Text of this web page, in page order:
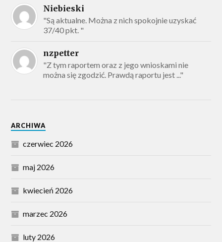
Niebieski
"Są aktualne. Można z nich spokojnie uzyskać
37/40 pkt. "
nzpetter
"Z tym raportem oraz z jego wnioskami nie
można się zgodzić. Prawdą raportu jest ..."
ARCHIWA
czerwiec 2026
maj 2026
kwiecień 2026
marzec 2026
luty 2026